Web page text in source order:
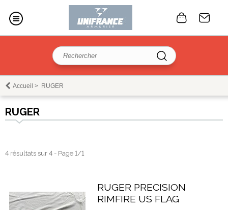
Accueil > RUGER
RUGER
4 résultats sur 4 - Page 1/1
RUGER PRECISION
RIMFIRE US FLAG